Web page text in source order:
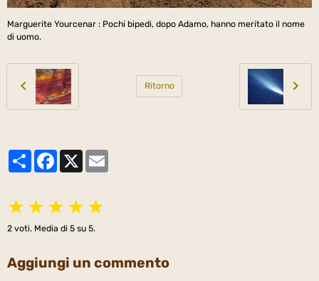
Marguerite Yourcenar : Pochi bipedi, dopo Adamo, hanno meritato il nome
di uomo.
Ritorno
PartagerFacebook
X
★ ★ ★ ★ ★
2 voti. Media di 5 su 5.
Aggiungi un commento